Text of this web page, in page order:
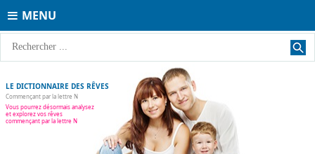
MENU
LE DICTIONNAIRE DES RÊVES
Commençant par la lettre N
Vous pourrez désormais analysez
et explorez vos rêves
commençant par la lettre N